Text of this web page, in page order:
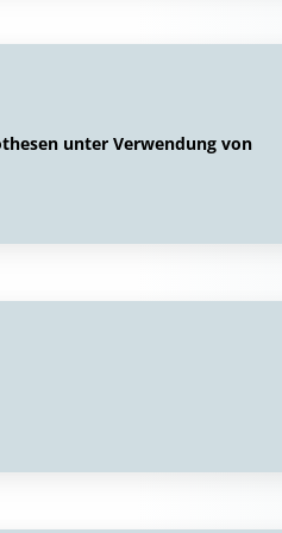
unter Verwendung von